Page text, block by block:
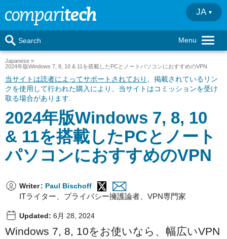
Menu
Search
JA
Japanese
2024年版Windows 7, 8, 10 & 11を搭載したPCとノートパソコンにおすすめのVPN
当サイトは読者によってサポートされており
、掲載されているリン
クを使用して行われた購入により、当サイトはコミッションを受け
取る場合があります.
2024年版Windows 7, 8, 10
& 11を搭載したPCとノート
パソコンにおすすめのVPN
Writer: Paul Bischoff
ITライター、プライバシー擁護論者、VPN専門家
Updated: 6月 28, 2024
Windows 7, 8, 10をお使いなら、幅広いVPN